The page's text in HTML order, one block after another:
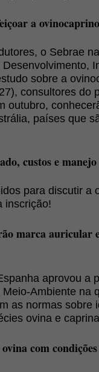
a
o Sebrae
sobre a
consultores do
outubro,
países que
custos e manejo
para discutir a
inscrição!
marca auricular
aprovou a
Ambiente na
as normas sobre
ovina e
com